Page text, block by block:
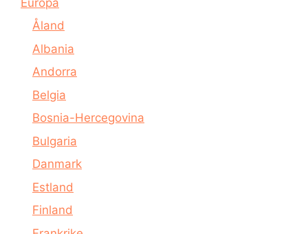
Åland
Albania
Andorra
Belgia
Bosnia-Hercegovina
Bulgaria
Danmark
Estland
Finland